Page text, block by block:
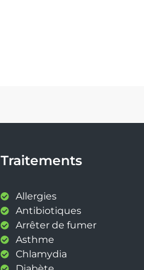
Traitements
Allergies
Antibiotiques
Arrêter de fumer
Asthme
Chlamydia